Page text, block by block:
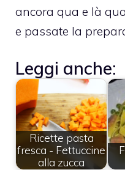
ancora qua e là
e passate la
Leggi anche:
Ricette pasta
fresca - Fettuccine
alla zucca